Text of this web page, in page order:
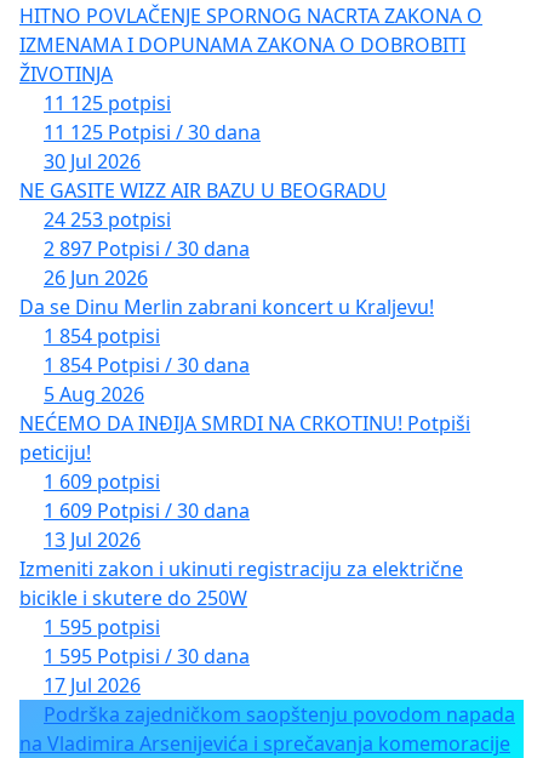
HITNO POVLAČENJE SPORNOG NACRTA ZAKONA O
IZMENAMA I DOPUNAMA ZAKONA O DOBROBITI
ŽIVOTINJA
11 125 potpisi
11 125 Potpisi / 30 dana
30 Jul 2026
NE GASITE WIZZ AIR BAZU U BEOGRADU
24 253 potpisi
2 897 Potpisi / 30 dana
26 Jun 2026
Da se Dinu Merlin zabrani koncert u Kraljevu!
1 854 potpisi
1 854 Potpisi / 30 dana
5 Aug 2026
NEĆEMO DA INĐIJA SMRDI NA CRKOTINU! Potpiši
peticiju!
1 609 potpisi
1 609 Potpisi / 30 dana
13 Jul 2026
Izmeniti zakon i ukinuti registraciju za električne
bicikle i skutere do 250W
1 595 potpisi
1 595 Potpisi / 30 dana
17 Jul 2026
Podrška zajedničkom saopštenju povodom napada
na Vladimira Arsenijevića i sprečavanja komemoracije